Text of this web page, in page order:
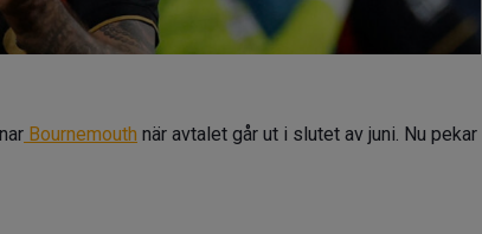
Bournemouth när avtalet går ut i slutet av juni. Nu pekar